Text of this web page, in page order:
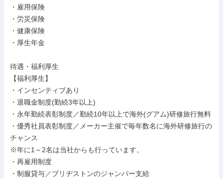
・雇用保険
・労災保険
・健康保険
・厚生年金
待遇・福利厚生
【福利厚生】
・インセンティブあり
・退職金制度(勤続3年以上)
・永年勤続表彰制度／勤続10年以上で海外(グアム)研修旅行無料
・優秀社員表彰制度／メーカー主催で毎年数名に海外研修旅行の
チャンス
※年に1～2名は当社からも行っています。
・再雇用制度
・制服貸与／ブリヂストンのジャンパー支給